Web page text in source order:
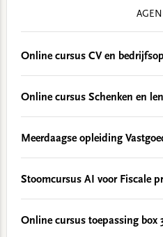
Online cursus CV en
Online cursus Schenken en
Meerdaagse opleiding
Stoomcursus AI voor Fiscale
Online cursus toepassing box